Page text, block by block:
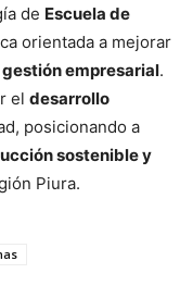
de Escuela de
orientada a mejorar
empresarial.
el desarrollo
posicionando a
sostenible y
Piura.